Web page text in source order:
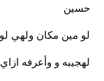
حسين
لو مين مكان ولهي
لهجيبه و وأعرفه